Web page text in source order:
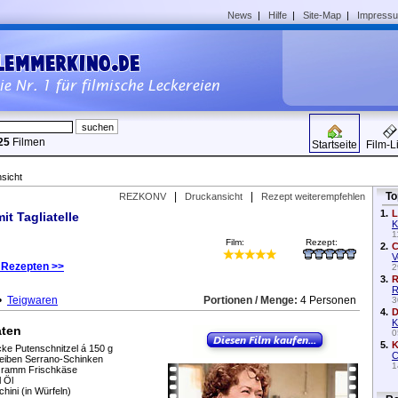
News | Hilfe | Site-Map |
Filmen Startseite Film-
REZKONV
Druckansicht Rezept weiterempfehlen
Tagliatelle
>>
Rezept:
Film:
Teigwaren Portionen / Menge: 4 Personen
Putenschnitzel á 150 g
Serrano-Schinken
Frischkäse
Öl
(in Würfeln)
1.
2.
3.
4.
5.